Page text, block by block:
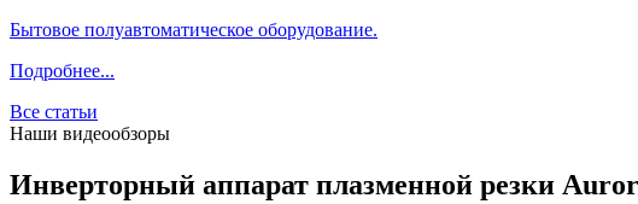
Бытовое полуавтоматическое оборудование.
Подробнее...
Все статьи
Наши видеообзоры
Инверторный аппарат плазменной резки